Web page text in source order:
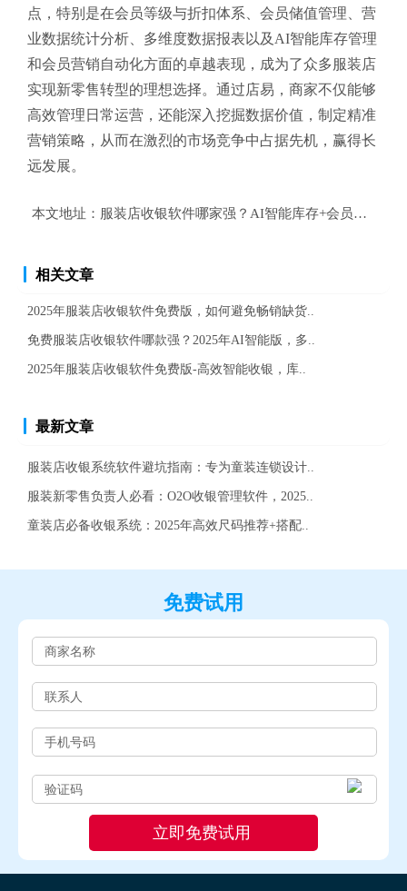
点，特别是在会员等级与折扣体系、会员储值管理、营
业数据统计分析、多维度数据报表以及AI智能库存管理
和会员营销自动化方面的卓越表现，成为了众多服装店
实现新零售转型的理想选择。通过店易，商家不仅能够
高效管理日常运营，还能深入挖掘数据价值，制定精准
营销策略，从而在激烈的市场竞争中占据先机，赢得长
远发展。
本文地址： 服装店收银软件哪家强？AI智能库存+会员营销，
相关文章
2025年服装店收银软件免费版，如何避免畅销缺货..
免费服装店收银软件哪款强？2025年AI智能版，多..
2025年服装店收银软件免费版-高效智能收银，库..
最新文章
服装店收银系统软件避坑指南：专为童装连锁设计..
服装新零售负责人必看：O2O收银管理软件，2025..
童装店必备收银系统：2025年高效尺码推荐+搭配..
免费试用